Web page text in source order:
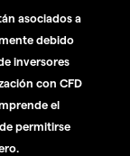
asociados a
debido
inversores
con CFD
el
permitirse